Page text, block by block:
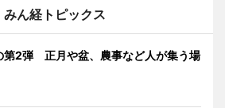
みん経トピックス
第2弾 正月や盆、農事など人が集う場